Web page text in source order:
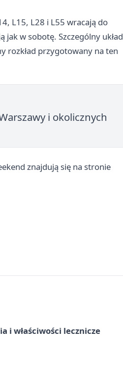
L15, L28 i L55 wracają do
w sobotę. Szczególny układ
rozkład przygotowany na ten
i okolicznych
znajdują się na stronie
i właściwości lecznicze